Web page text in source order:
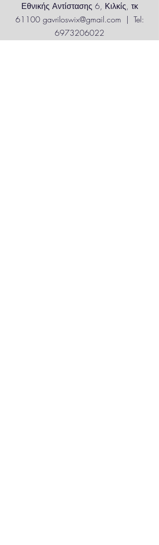
ισχύουν προσαυξημένα έξοδα
αποστολής.
Εθνικής Αντίστασης 6, Κιλκίς, τκ
61100 gavriloswix@gmail.com | Tel:
6973206022